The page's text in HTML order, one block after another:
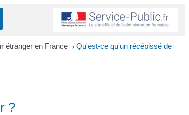
étranger en France > Qu'est-ce qu'un récépissé de
?